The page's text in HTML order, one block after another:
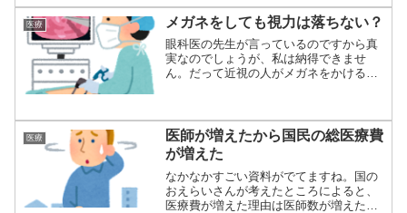
医療 メガネをしても視力は落ちない？
眼科医の先生が言っているのですから真
実なのでしょうが、私は納得できませ
ん。だって近視の人がメガネをかけると
医療
医師が増えたから国民の総医療費
が増えた
なかなかすごい資料がでてますね。国の
おえらいさんが考えたところによると、
医療費が増えた理由は医師数が増えたか